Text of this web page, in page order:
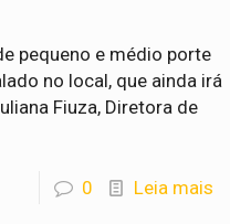
pequeno e médio porte
no local, que ainda irá
Fiuza, Diretora de
0 Leia mais